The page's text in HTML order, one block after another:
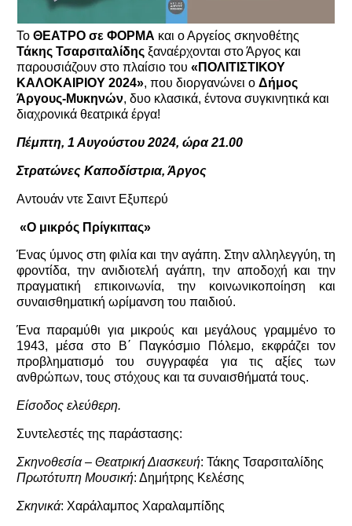
Το ΘΕΑΤΡΟ σε ΦΟΡΜΑ και ο Αργείος σκηνοθέτης
Τάκης Τσαρσιταλίδης ξαναέρχονται στο Άργος και
παρουσιάζουν στο πλαίσιο του «ΠΟΛΙΤΙΣΤΙΚΟΥ
ΚΑΛΟΚΑΙΡΙΟΥ 2024», που διοργανώνει ο Δήμος
Άργους-Μυκηνών, δυο κλασικά, έντονα συγκινητικά και
διαχρονικά θεατρικά έργα!
Πέμπτη, 1 Αυγούστου 2024, ώρα 21.00
Στρατώνες Καποδίστρια, Άργος
Αντουάν ντε Σαιντ Εξυπερύ
«Ο μικρός Πρίγκιπας»
Ένας ύμνος στη φιλία και την αγάπη. Στην αλληλεγγύη, τη
φροντίδα, την ανιδιοτελή αγάπη, την αποδοχή και την
πραγματική επικοινωνία, την κοινωνικοποίηση και
συναισθηματική ωρίμανση του παιδιού.
Ένα παραμύθι για μικρούς και μεγάλους γραμμένο το
1943, μέσα στο Β΄ Παγκόσμιο Πόλεμο, εκφράζει τον
προβληματισμό του συγγραφέα για τις αξίες των
ανθρώπων, τους στόχους και τα συναισθήματά τους.
Είσοδος ελεύθερη.
Συντελεστές της παράστασης:
Σκηνοθεσία – Θεατρική Διασκευή: Τάκης Τσαρσιταλίδης
Πρωτότυπη Μουσική: Δημήτρης Κελέσης
Σκηνικά: Χαράλαμπος Χαραλαμπίδης